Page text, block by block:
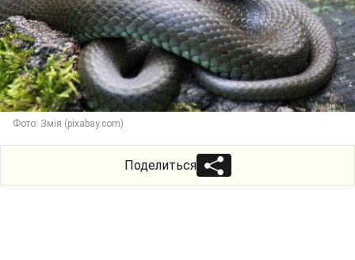
Фото: Змія (pixabay.com)
Поделиться